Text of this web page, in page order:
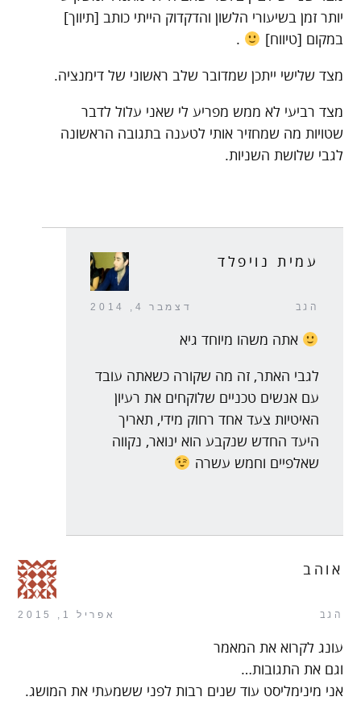
יותר זמן בשיעורי הלשון והדקדוק הייתי כותב [תיווך]
במקום [טיווח]
.
מצד שלישי ייתכן שמדובר שלב ראשוני של דימנציה.
מצד רביעי לא ממש מפריע לי שאני עלול לדבר
שטויות מה שמחזיר אותי לטענה בתגובה הראשונה
לגבי שלושת השניות.
הגב דצמבר 4, 2014
עמית נויפלד
אתה משהו מיוחד גיא
לגבי האתר, זה מה שקורה כשאתה עובד
עם אנשים טכניים שלוקחים את רעיון
האיטיות צעד אחד רחוק מידי, תאריך
היעד החדש שנקבע הוא ינואר, נקווה
שאלפיים וחמש עשרה
הגב אפריל 1, 2015
אוהב
עונג לקרוא את המאמר
וגם את התגובות…
אני מינימליסט עוד שנים רבות לפני ששמעתי את המושג.